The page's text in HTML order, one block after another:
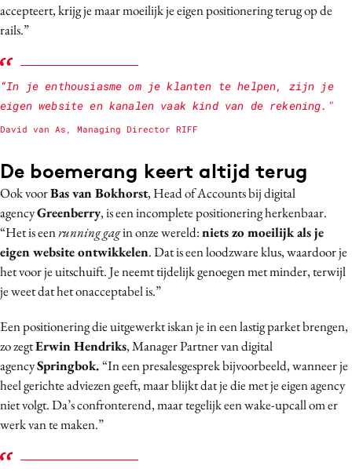
accepteert, krijg je maar moeilijk je eigen positionering terug op de
rails.”
“In je enthousiasme om je klanten te helpen, zijn je
eigen website en kanalen vaak kind van de rekening."
David van As, Managing Director RIFF
De boemerang keert altijd terug
Ook voorBas van Bokhorst, Head of Accounts bij digital
agencyGreenberry, is een incomplete positionering herkenbaar.
“Het is eenrunning gagin onze wereld:niets zo moeilijk als je
eigen website ontwikkelen. Dat is een loodzware klus, waardoor je
het voor je uitschuift. Je neemt tijdelijk genoegen met minder, terwijl
je weet dat het onacceptabel is.”
Een positionering die uitgewerkt iskan je in een lastig parket brengen,
zo zegtErwin Hendriks, Manager Partner van digital
agencySpringbok.“In een presalesgesprek bijvoorbeeld, wanneer je
heel gerichte adviezen geeft, maar blijkt dat je die met je eigen agency
niet volgt. Da’s confronterend, maar tegelijk een wake-upcall om er
werk van te maken.”